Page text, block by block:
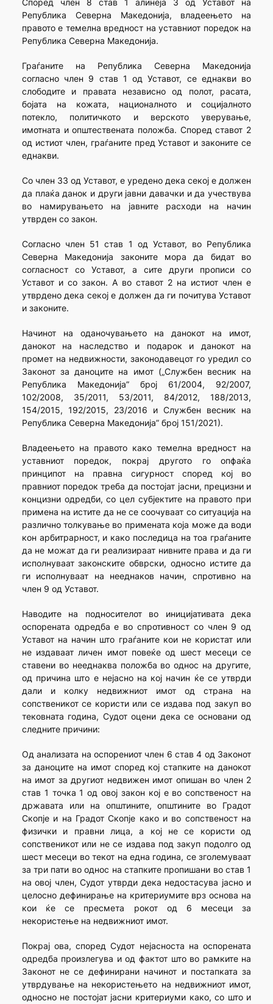
Според член 8 став 1 алинеја 3 од Уставот на
Република Северна Македонија, владеењето на
правото е темелна вредност на уставниот поредок на
Република Северна Македонија.
Граѓаните на Република Северна Македонија
согласно член 9 став 1 од Уставот, се еднакви во
слободите и правата независно од полот, расата,
бојата на кожата, националното и социјалното
потекло, политичкото и верското уверување,
имотната и општествената положба. Според ставот 2
од истиот член, граѓаните пред Уставот и законите се
еднакви.
Со член 33 од Уставот, е уредено дека секој е должен
да плаќа данок и други јавни давачки и да учествува
во намирувањето на јавните расходи на начин
утврден со закон.
Согласно член 51 став 1 од Уставот, во Република
Северна Македонија законите мора да бидат во
согласност со Уставот, а сите други прописи со
Уставот и со закон. А во ставот 2 на истиот член е
утврдено дека секој е должен да ги почитува Уставот
и законите.
Начинот на оданочувањето на данокот на имот,
данокот на наследство и подарок и данокот на
промет на недвижности, законодавецот го уредил со
Законот за даноците на имот („Службен весник на
Република Македонија” број 61/2004, 92/2007,
102/2008, 35/2011, 53/2011, 84/2012, 188/2013,
154/2015, 192/2015, 23/2016 и Службен весник на
Република Северна Македонија” број 151/2021).
Владеењето на правото како темелна вредност на
уставниот поредок, покрај другото гo опфаќа
принципот на правна сигурност според кој во
правниот поредок треба да постојат јасни, прецизни и
концизни одредби, со цел субјектите на правото при
примена на истите да не се соочуваат со ситуација на
различно толкување во примената која може да води
кон арбитрарност, и како последица на тоа граѓаните
да не можат да ги реализираат нивните права и да ги
исполнуваат законските обврски, односно истите да
ги исполнуваат на нееднаков начин, спротивно на
член 9 од Уставот.
Наводите на подносителот во иницијативата дека
оспорената одредба е во спротивност со член 9 од
Уставот на начин што граѓаните кои не користат или
не издаваат личен имот повеќе од шест месеци се
ставени во нееднаква положба во однос на другите,
од причина што е нејасно на кој начин ќе се утврди
дали и колку недвижниот имот од страна на
сопственикот се користи или се издава под закуп во
тековната година, Судот оцени дека се основани од
следните причини:
Од анализата на оспорениот член 6 став 4 од Законот
за даноците на имот според кој стапките на данокот
на имот за другиот недвижен имот опишан во член 2
став 1 точка 1 од овој закон кој е во сопственост на
државата или на општините, општините во Градот
Скопје и на Градот Скопје како и во сопственост на
физички и правни лица, а кој не се користи од
сопственикот или не се издава под закуп подолго од
шест месеци во текот на една година, се зголемуваат
за три пати во однос на стапките пропишани во став 1
на овој член, Судот утврди дека недостасува јасно и
целосно дефинирање на критериумите врз основа на
кои ќе се пресмета рокот од 6 месеци за
некористење на недвижниот имот.
Покрај ова, според Судот нејасноста на оспорената
одредба произлегува и од фактот што во рамките на
Законот не се дефинирани начинот и постапката за
утврдување на некористењето на недвижниот имот,
односно не постојат јасни критериуми како, со што и